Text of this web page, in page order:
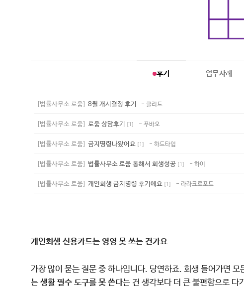
후기 업무사례
[법률사무소 로움] 8월 개시결정 후기 - 클리드
[법률사무소 로움] 로움 상담후기 [1 ] - 푸바오
[법률사무소 로움] 금지명령나왔어요 [1 ] - 하드타임
[법률사무소 로움] 법률사무소 로움 통해서 회생성공 [1 ] - 하이
[법률사무소 로움] 개인회생 금지명령 후기에요 [1 ] - 라라크로포드
개인회생 신용카드는 영영 못 쓰는 건가요
가장 많이 묻는 질문 중 하나입니다. 당연하죠. 회생 들어가면
는 생활 필수 도구를 못 쓴다는 건 생각보다 더 큰 불편함으로 다